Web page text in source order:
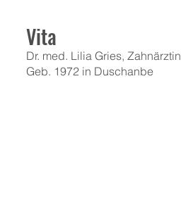
Vita
Dr. med. Lilia Gries, Zahnärztin
Geb. 1972 in Duschanbe